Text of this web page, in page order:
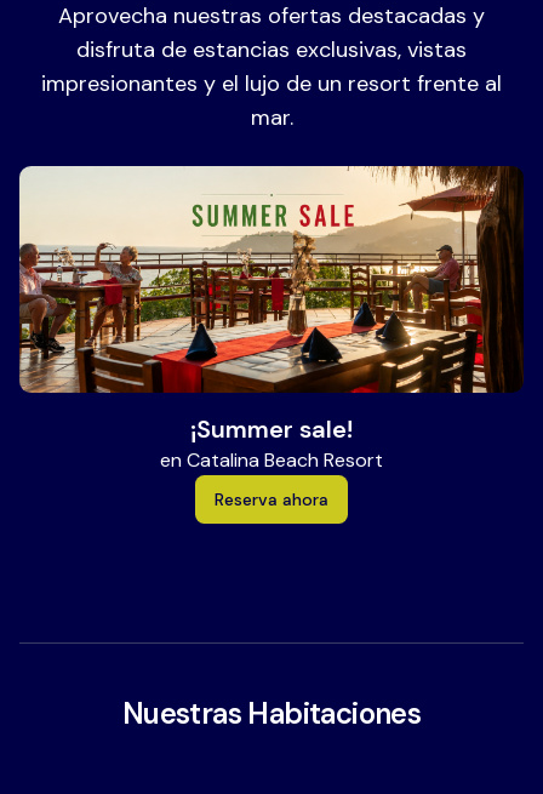
Aprovecha nuestras ofertas destacadas y
disfruta de estancias exclusivas, vistas
impresionantes y el lujo de un resort frente al
mar.
¡Summer sale!
en Catalina Beach Resort
Reserva ahora
Nuestras Habitaciones